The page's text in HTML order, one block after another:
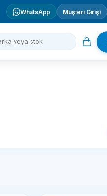
WhatsApp Müşteri Girişi